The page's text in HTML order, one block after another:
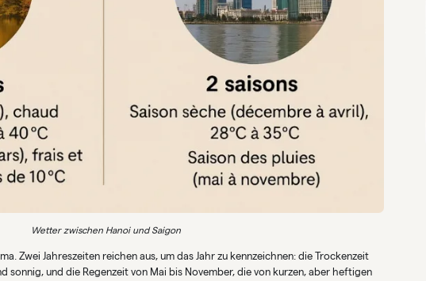
Wetter zwischen Hanoi und Saigon
Zwei Jahreszeiten reichen aus, um das Jahr zu kennzeichnen: die Trockenzeit
sonnig, und die Regenzeit von Mai bis November, die von kurzen, aber heftigen